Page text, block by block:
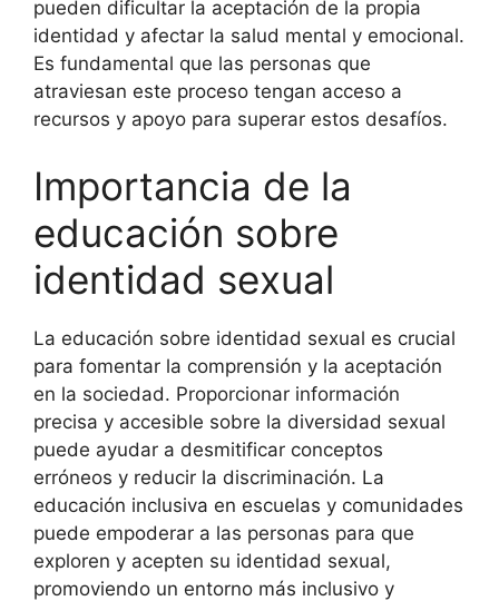
pueden dificultar la aceptación de la propia
identidad y afectar la salud mental y emocional.
Es fundamental que las personas que
atraviesan este proceso tengan acceso a
recursos y apoyo para superar estos desafíos.
Importancia de la
educación sobre
identidad sexual
La educación sobre identidad sexual es crucial
para fomentar la comprensión y la aceptación
en la sociedad. Proporcionar información
precisa y accesible sobre la diversidad sexual
puede ayudar a desmitificar conceptos
erróneos y reducir la discriminación. La
educación inclusiva en escuelas y comunidades
puede empoderar a las personas para que
exploren y acepten su identidad sexual,
promoviendo un entorno más inclusivo y